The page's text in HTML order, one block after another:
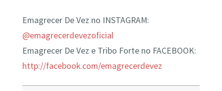
Emagrecer De Vez no INSTAGRAM:
@emagrecerdevezoficial
Emagrecer De Vez e Tribo Forte no FACEBOOK:
http://facebook.com/emagrecerdevez